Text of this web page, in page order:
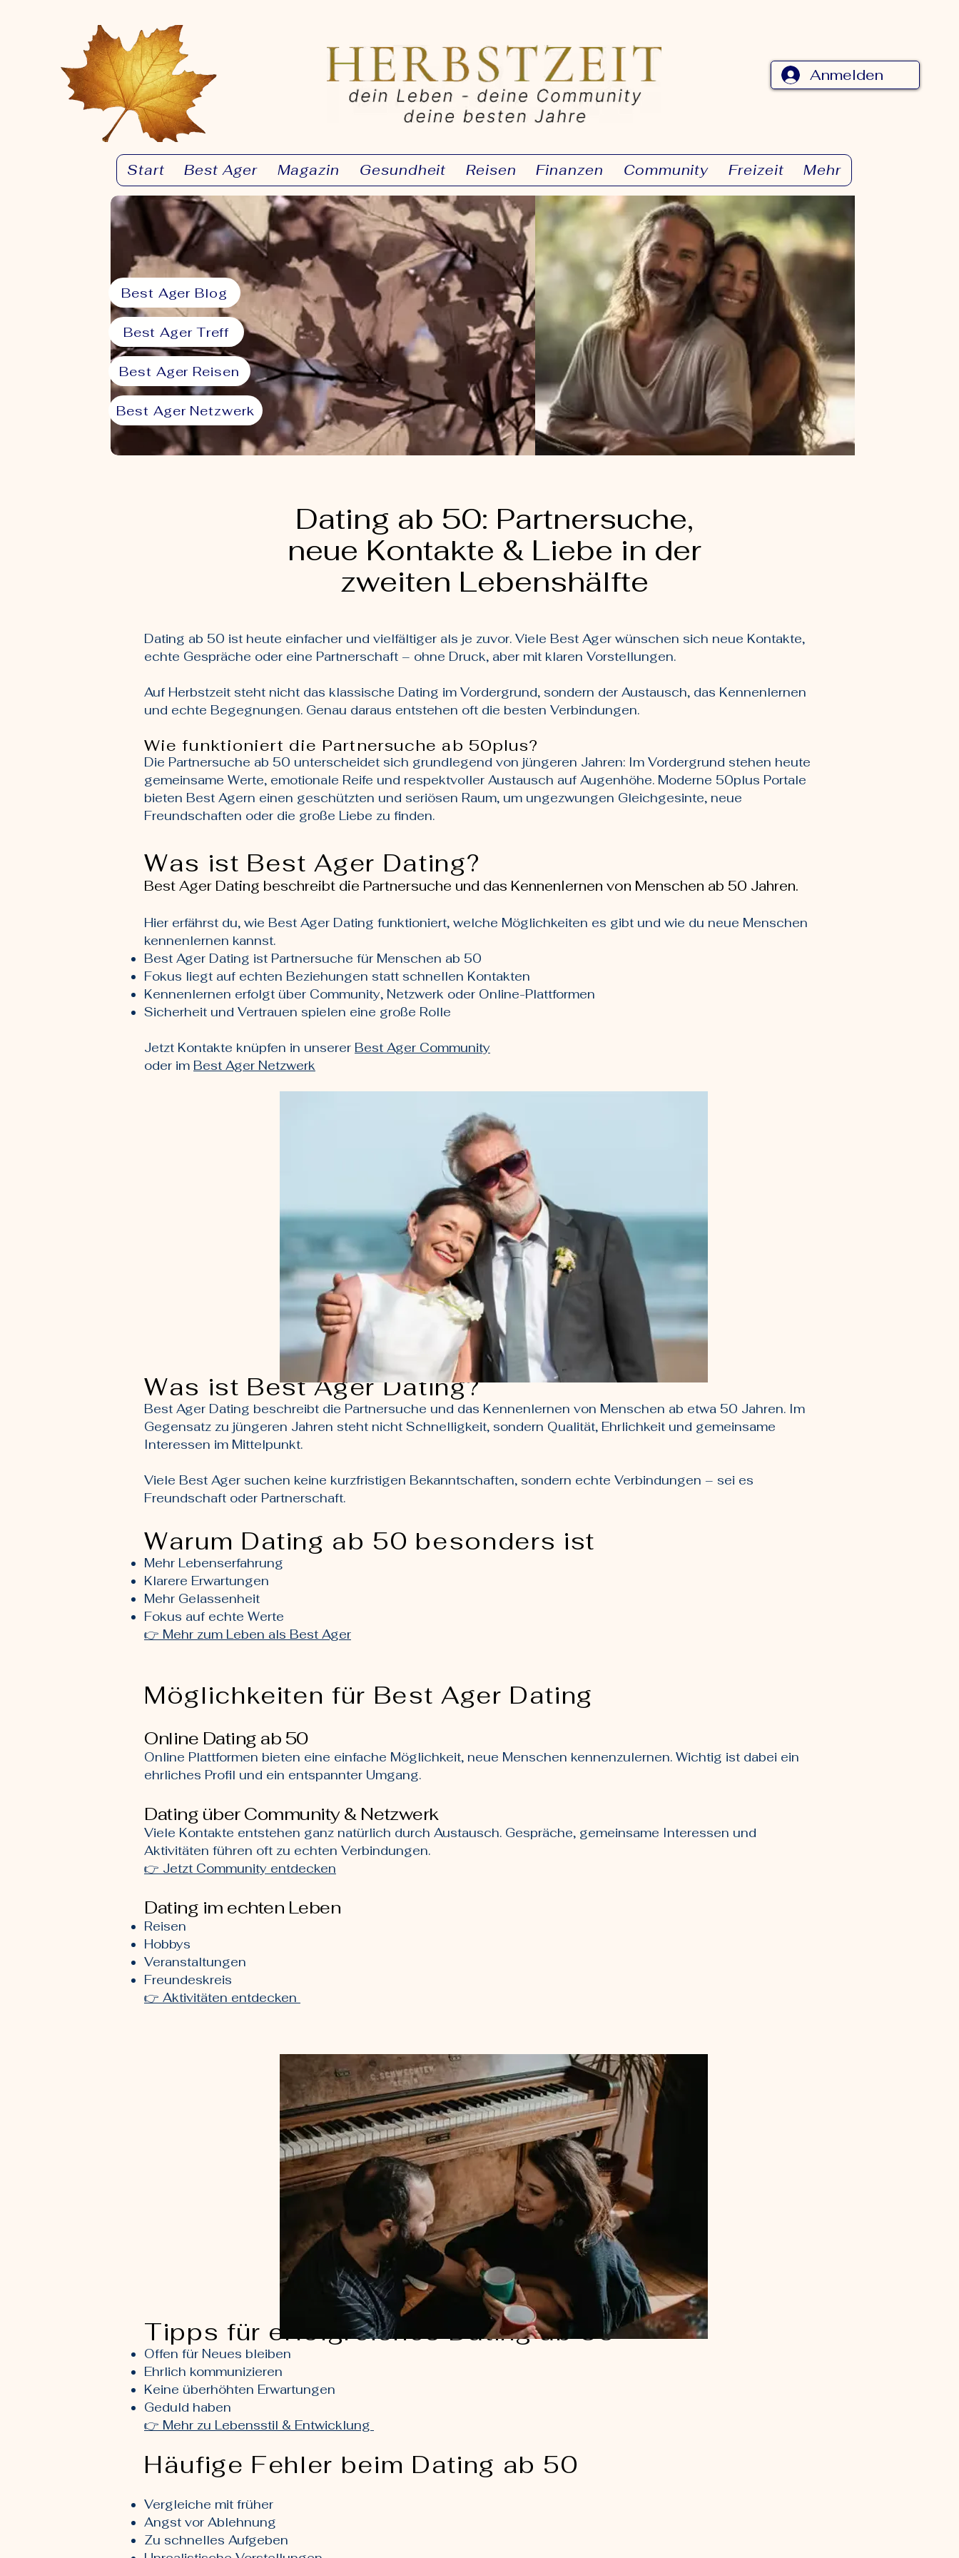
Best Ager Blog
Best Ager Treff
Best Ager Reisen
Best Ager Netzwerk
Anmelden
Start Best Ager Magazin Gesundheit Reisen Finanzen Community Freizeit Mehr
Dating ab 50: Partnersuche,
neue Kontakte & Liebe in der
zweiten Lebenshälfte
Dating ab 50 ist heute einfacher und vielfältiger als je zuvor. Viele Best Ager wünschen sich neue Kontakte,
echte Gespräche oder eine Partnerschaft – ohne Druck, aber mit klaren Vorstellungen.
Auf Herbstzeit steht nicht das klassische Dating im Vordergrund, sondern der Austausch, das Kennenlernen
und echte Begegnungen. Genau daraus entstehen oft die besten Verbindungen.
Wie funktioniert die Partnersuche ab 50plus?
Die Partnersuche ab 50 unterscheidet sich grundlegend von jüngeren Jahren: Im Vordergrund stehen heute
gemeinsame Werte, emotionale Reife und respektvoller Austausch auf Augenhöhe. Moderne 50plus Portale
bieten Best Agern einen geschützten und seriösen Raum, um ungezwungen Gleichgesinte, neue
Freundschaften oder die große Liebe zu finden.
Was ist Best Ager Dating?
Best Ager Dating beschreibt die Partnersuche und das Kennenlernen von Menschen ab 50 Jahren.
Hier erfährst du, wie Best Ager Dating funktioniert, welche Möglichkeiten es gibt und wie du neue Menschen
kennenlernen kannst.
Best Ager Dating ist Partnersuche für Menschen ab 50
Fokus liegt auf echten Beziehungen statt schnellen Kontakten
Kennenlernen erfolgt über Community, Netzwerk oder Online-Plattformen
Sicherheit und Vertrauen spielen eine große Rolle
Jetzt Kontakte knüpfen in unserer Best Ager Community
oder im Best Ager Netzwerk
Was ist Best Ager Dating?
Best Ager Dating beschreibt die Partnersuche und das Kennenlernen von Menschen ab etwa 50 Jahren. Im
Gegensatz zu jüngeren Jahren steht nicht Schnelligkeit, sondern Qualität, Ehrlichkeit und gemeinsame
Interessen im Mittelpunkt.
Viele Best Ager suchen keine kurzfristigen Bekanntschaften, sondern echte Verbindungen – sei es
Freundschaft oder Partnerschaft.
Warum Dating ab 50 besonders ist
Mehr Lebenserfahrung
Klarere Erwartungen
Mehr Gelassenheit
Fokus auf echte Werte
👉 Mehr zum Leben als Best Ager
Möglichkeiten für Best Ager Dating
Online Dating ab 50
Online Plattformen bieten eine einfache Möglichkeit, neue Menschen kennenzulernen. Wichtig ist dabei ein
ehrliches Profil und ein entspannter Umgang.
Dating über Community & Netzwerk
Viele Kontakte entstehen ganz natürlich durch Austausch. Gespräche, gemeinsame Interessen und
Aktivitäten führen oft zu echten Verbindungen.
👉 Jetzt Community entdecken
Dating im echten Leben
Reisen
Hobbys
Veranstaltungen
Freundeskreis
👉 Aktivitäten entdecken
Tipps für erfolgreiches Dating ab 50
Offen für Neues bleiben
Ehrlich kommunizieren
Keine überhöhten Erwartungen
Geduld haben
👉 Mehr zu Lebensstil & Entwicklung
Häufige Fehler beim Dating ab 50
Vergleiche mit früher
Angst vor Ablehnung
Zu schnelles Aufgeben